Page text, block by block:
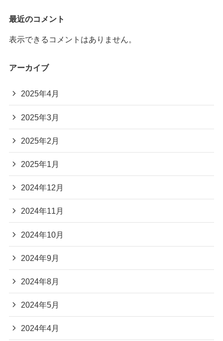
最近のコメント
表示できるコメントはありません。
アーカイブ
2025年4月
2025年3月
2025年2月
2025年1月
2024年12月
2024年11月
2024年10月
2024年9月
2024年8月
2024年5月
2024年4月